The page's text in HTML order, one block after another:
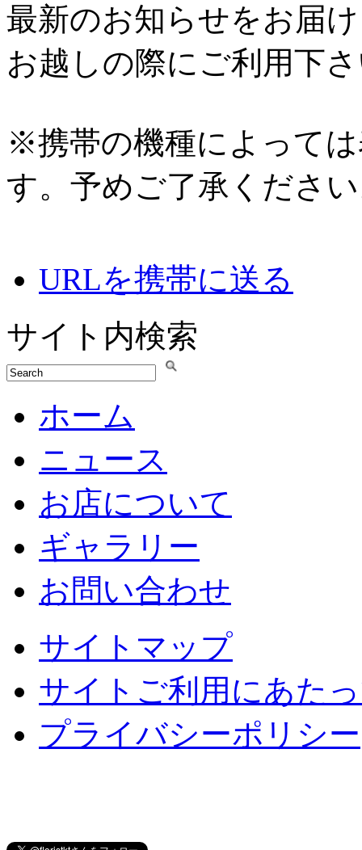
最新のお知らせをお届
お越しの際にご利用下
※携帯の機種によって
す。予めご了承くださ
URLを携帯に送る
サイト内検索
ホーム
ニュース
お店について
ギャラリー
お問い合わせ
サイトマップ
サイトご利用にあた
プライバシーポリシー